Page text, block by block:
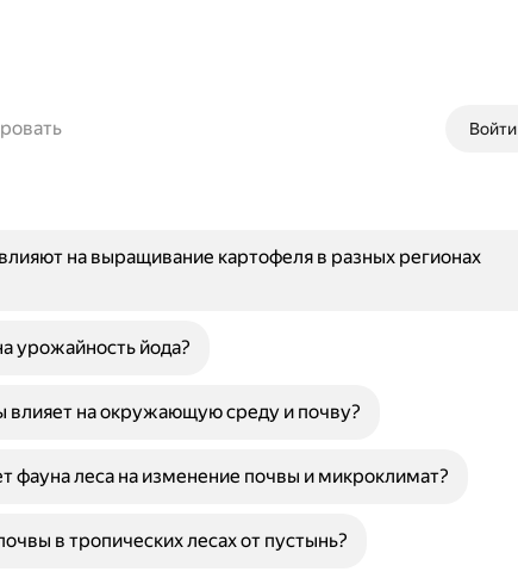
Войти
на выращивание картофеля в разных регионах
урожайность йода?
влияет на окружающую среду и почву?
фауна леса на изменение почвы и микроклимат?
в тропических лесах от пустынь?